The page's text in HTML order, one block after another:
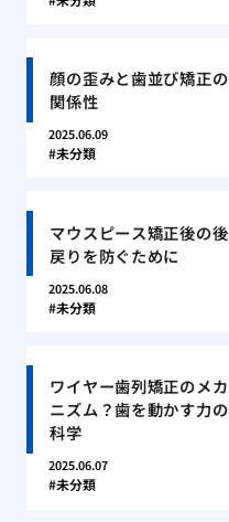
顔の歪みと歯並び矯正の
関係性
2025.06.09
未分類
マウスピース矯正後の後
戻りを防ぐために
2025.06.08
未分類
ワイヤー歯列矯正のメカ
ニズム？歯を動かす力の
科学
2025.06.07
未分類